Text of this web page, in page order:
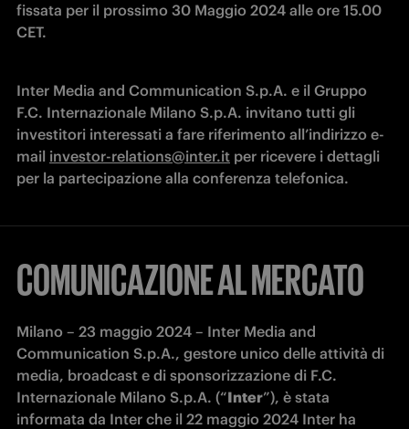
fissata per il prossimo 30 Maggio 2024 alle ore 15.00
CET.
Inter Media and Communication S.p.A. e il Gruppo
F.C. Internazionale Milano S.p.A. invitano tutti gli
investitori interessati a fare riferimento all’indirizzo e-
mail investor-relations@inter.it per ricevere i dettagli
per la partecipazione alla conferenza telefonica.
COMUNICAZIONE AL MERCATO
Milano – 23 maggio 2024 – Inter Media and
Communication S.p.A., gestore unico delle attività di
media, broadcast e di sponsorizzazione di F.C.
Internazionale Milano S.p.A. (“Inter”), è stata
informata da Inter che il 22 maggio 2024 Inter ha